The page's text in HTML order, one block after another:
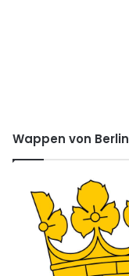
Wappen von Berlin